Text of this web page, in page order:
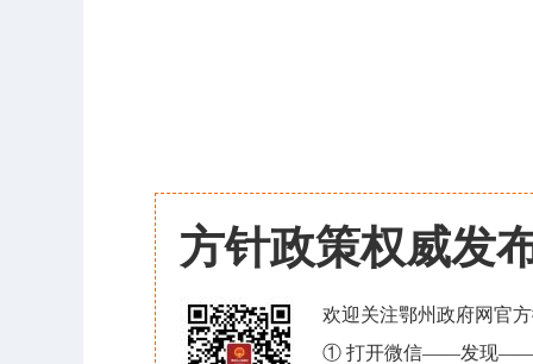
方针政策权威发
欢迎关注鄂州政府网官
① 打开微信——发现——